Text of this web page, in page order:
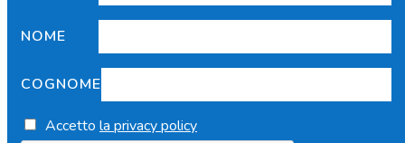
NOME
COGNOME
Accetto la privacy policy